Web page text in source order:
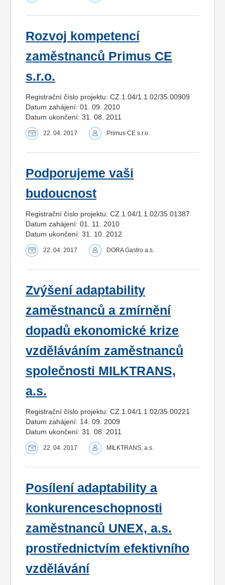
Rozvoj kompetencí
zaměstnanců Primus CE
s.r.o.
Registrační číslo projektu: CZ.1.04/1.1.02/35.00909
Datum zahájení: 01. 09. 2010
Datum ukončení: 31. 08. 2011
22. 04. 2017 Primus CE s.r.o.
Podporujeme vaši
budoucnost
Registrační číslo projektu: CZ.1.04/1.1.02/35.01387
Datum zahájení: 01. 11. 2010
Datum ukončení: 31. 10. 2012
22. 04. 2017 DORA Gastro a.s.
Zvýšení adaptability
zaměstnanců a zmírnění
dopadů ekonomické krize
vzděláváním zaměstnanců
společnosti MILKTRANS,
a.s.
Registrační číslo projektu: CZ.1.04/1.1.02/35.00221
Datum zahájení: 14. 09. 2009
Datum ukončení: 31. 08. 2011
22. 04. 2017 MILKTRANS, a.s.
Posílení adaptability a
konkurenceschopnosti
zaměstnanců UNEX, a.s.
prostřednictvím efektivního
vzdělávání